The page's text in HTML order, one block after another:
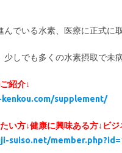
んでいる水素、医療に正式に
しでも多くの水素摂取で未
紹介↓
supplement/
い方↓健康に興味ある方↓ビ
suiso.net/